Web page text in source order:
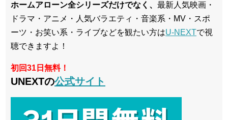
ホームアローン全シリーズだけでなく、 最新人気映画・
ドラマ・アニメ・人気バラエティ・音楽系・MV・スポ
ーツ・お笑い系・ライブなどを観たい方はU-NEXTで視
聴できますよ！
初回31日無料！
UNEXTの公式サイト